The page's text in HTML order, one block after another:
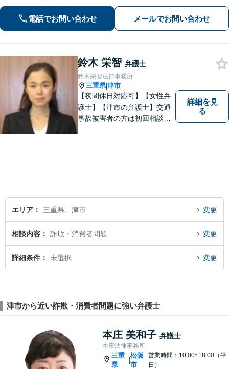
電話でお問い合わせ メールでお問い合わせ
鈴木 栄智 弁護士
鈴木栄智法律事務所
三重県|津市
【夜間休日対応可】【女性弁
護士】【津市の弁護士】交通
事故被害者の方は初回相談無
詳細を見
る
エリア 三重県、津市 変更
相談内容 詐欺・消費者問題 変更
詳細条件 未選択 変更
津市から近い詐欺・消費者問題に強い弁護士
本庄 美和子 弁護士
本庄法律事務所
三重
県
|
松阪
市
営業時間：10:00~18:00（平
日）